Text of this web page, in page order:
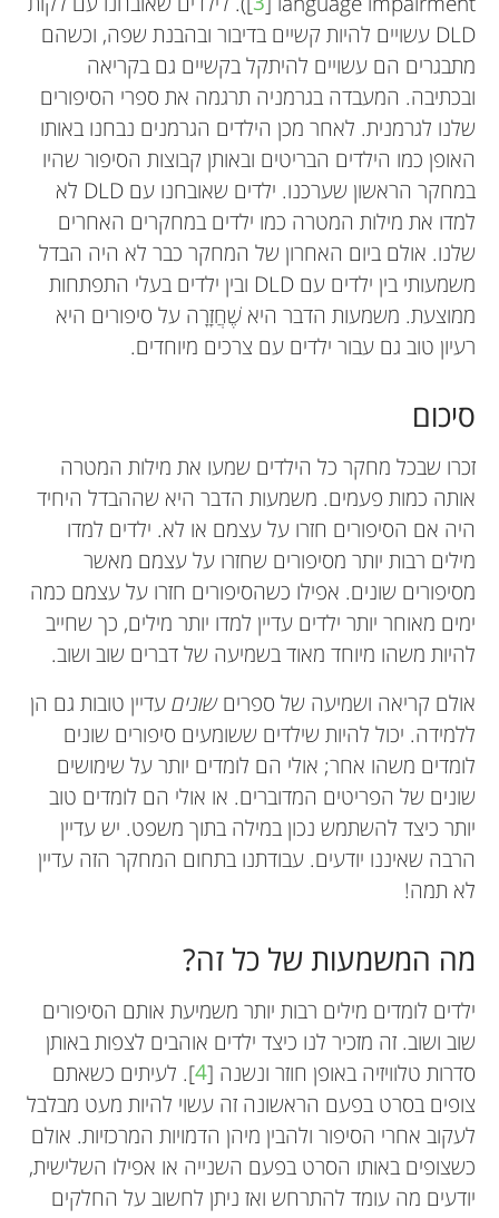
DLD עשויים להיות קשיים בדיבור ובהבנת שפה, וכשהם
מתבגרים הם עשויים להיתקל בקשיים גם בקריאה
ובכתיבה. המעבדה בגרמניה תרגמה את ספרי הסיפורים
שלנו לגרמנית. לאחר מכן הילדים הגרמנים נבחנו באותו
האופן כמו הילדים הבריטים ובאותן קבוצות הסיפור שהיו
במחקר הראשון שערכנו. ילדים שאובחנו עם DLD לא
למדו את מילות המטרה כמו ילדים במחקרים האחרים
שלנו. אולם ביום האחרון של המחקר כבר לא היה הבדל
משמעותי בין ילדים עם DLD ובין ילדים בעלי התפתחות
ממוצעת. משמעות הדבר היא שֶׁחֲזָרָה על סיפורים היא
רעיון טוב גם עבור ילדים עם צרכים מיוחדים.
סיכום
זכרו שבכל מחקר כל הילדים שמעו את מילות המטרה
אותה כמות פעמים. משמעות הדבר היא שההבדל היחיד
היה אם הסיפורים חזרו על עצמם או לא. ילדים למדו
מילים רבות יותר מסיפורים שחזרו על עצמם מאשר
מסיפורים שונים. אפילו כשהסיפורים חזרו על עצמם כמה
ימים מאוחר יותר ילדים עדיין למדו יותר מילים, כך שחייב
להיות משהו מיוחד מאוד בשמיעה של דברים שוב ושוב.
אולם קריאה ושמיעה של ספריםשוניםעדיין טובות גם הן
ללמידה. יכול להיות שילדים ששומעים סיפורים שונים
לומדים משהו אחר; אולי הם לומדים יותר על שימושים
שונים של הפריטים המדוברים. או אולי הם לומדים טוב
יותר כיצד להשתמש נכון במילה בתוך משפט. יש עדיין
הרבה שאיננו יודעים. עבודתנו בתחום המחקר הזה עדיין
לא תמה!
מה המשמעות של כל זה?
ילדים לומדים מילים רבות יותר משמיעת אותם הסיפורים
שוב ושוב. זה מזכיר לנו כיצד ילדים אוהבים לצפות באותן
סדרות טלוויזיה באופן חוזר ונשנה [4]. לעיתים כשאתם
צופים בסרט בפעם הראשונה זה עשוי להיות מעט מבלבל
לעקוב אחרי הסיפור ולהבין מיהן הדמויות המרכזיות. אולם
כשצופים באותו הסרט בפעם השנייה או אפילו השלישית,
יודעים מה עומד להתרחש ואז ניתן לחשוב על החלקים